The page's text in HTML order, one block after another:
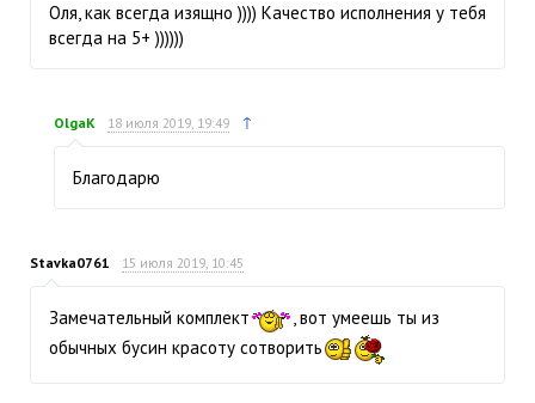
Оля, как всегда изящно )))) Качество исполнения у тебя
всегда на 5+ ))))))
OlgaK 18 июля 2019, 19:49 ↑
Благодарю
Stavka0761 15 июля 2019, 10:45
Замечательный комплект
, вот умеешь ты из
обычных бусин красоту сотворить